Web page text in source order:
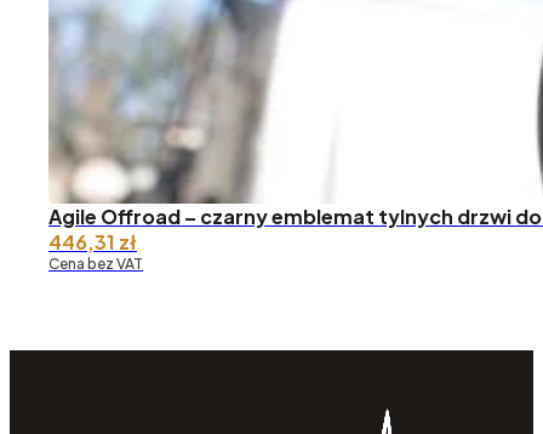
Agile Offroad – czarny emblemat tylnych drzwi
446,31 zł
Cena bez VAT